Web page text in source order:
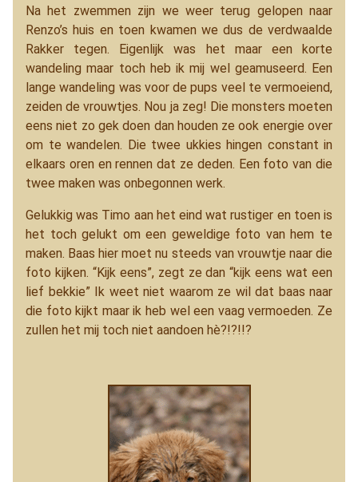
Na het zwemmen zijn we weer terug gelopen naar
Renzo’s huis en toen kwamen we dus de verdwaalde
Rakker tegen. Eigenlijk was het maar een korte
wandeling maar toch heb ik mij wel geamuseerd. Een
lange wandeling was voor de pups veel te vermoeiend,
zeiden de vrouwtjes. Nou ja zeg! Die monsters moeten
eens niet zo gek doen dan houden ze ook energie over
om te wandelen. Die twee ukkies hingen constant in
elkaars oren en rennen dat ze deden. Een foto van die
twee maken was onbegonnen werk.
Gelukkig was Timo aan het eind wat rustiger en toen is
het toch gelukt om een geweldige foto van hem te
maken. Baas hier moet nu steeds van vrouwtje naar die
foto kijken. “Kijk eens”, zegt ze dan “kijk eens wat een
lief bekkie” Ik weet niet waarom ze wil dat baas naar
die foto kijkt maar ik heb wel een vaag vermoeden. Ze
zullen het mij toch niet aandoen hè?!?!!?